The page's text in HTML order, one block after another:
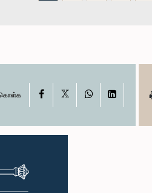
கொள்க Facebook WhatsAppLinkedIn